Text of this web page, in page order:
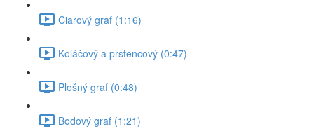
Čiarový graf (1:16)
Koláčový a prstencový (0:47)
Plošný graf (0:48)
Bodový graf (1:21)